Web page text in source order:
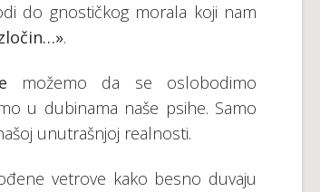
do gnostičkog morala koji nam
.
možemo da se oslobodimo
u dubinama naše psihe. Samo
unutrašnjoj realnosti.
vetrove kako besno duvaju